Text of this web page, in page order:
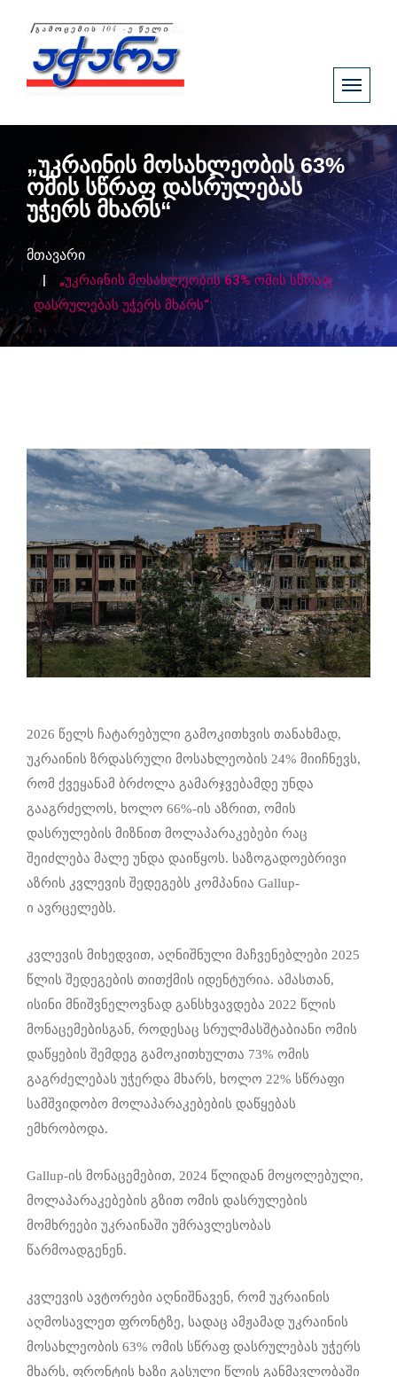
„უკრაინის მოსახლეობის 63%
ომის სწრაფ დასრულებას
უჭერს მხარს“
მთავარი
„უკრაინის მოსახლეობის 63% ომის სწრაფ
დასრულებას უჭერს მხარს“
2026 წელს ჩატარებული გამოკითხვის თანახმად,
უკრაინის ზრდასრული მოსახლეობის 24% მიიჩნევს,
რომ ქვეყანამ ბრძოლა გამარჯვებამდე უნდა
გააგრძელოს, ხოლო 66%-ის აზრით, ომის
დასრულების მიზნით მოლაპარაკებები რაც
შეიძლება მალე უნდა დაიწყოს. საზოგადოებრივი
აზრის კვლევის შედეგებს კომპანია Gallup-
ი ავრცელებს.
კვლევის მიხედვით, აღნიშნული მაჩვენებლები 2025
წლის შედეგების თითქმის იდენტურია. ამასთან,
ისინი მნიშვნელოვნად განსხვავდება 2022 წლის
მონაცემებისგან, როდესაც სრულმასშტაბიანი ომის
დაწყების შემდეგ გამოკითხულთა 73% ომის
გაგრძელებას უჭერდა მხარს, ხოლო 22% სწრაფი
სამშვიდობო მოლაპარაკებების დაწყებას
ემხრობოდა.
Gallup-ის მონაცემებით, 2024 წლიდან მოყოლებული,
მოლაპარაკებების გზით ომის დასრულების
მომხრეები უკრაინაში უმრავლესობას
წარმოადგენენ.
კვლევის ავტორები აღნიშნავენ, რომ უკრაინის
აღმოსავლეთ ფრონტზე, სადაც ამჟამად უკრაინის
მოსახლეობის 63% ომის სწრაფ დასრულებას უჭერს
მხარს, ფრონტის ხაზი გასული წლის განმავლობაში